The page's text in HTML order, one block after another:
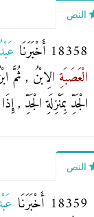
النص
18358 أَخْبَرَنَا
الْعَصَبَةِالِابْنُ , ثُمَّ
الْجَدِّ بِمَنْزِلَةِ الْجَدِّ ,
النص
18359 أَخْبَرَنَا